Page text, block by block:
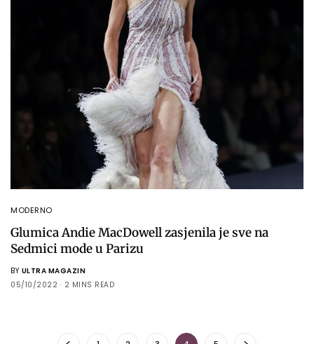
MODERNO
Glumica Andie MacDowell zasjenila je sve na
Sedmici mode u Parizu
BY ULTRA MAGAZIN
05/10/2022
2 MINS READ